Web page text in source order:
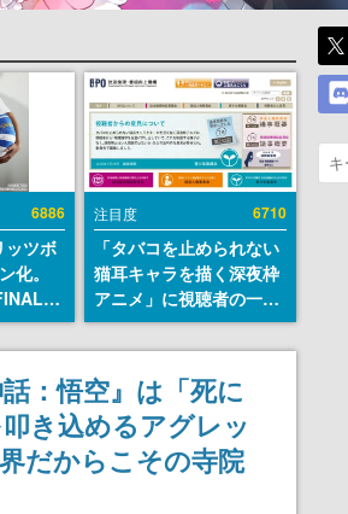
6886
ッツボ
化。
ッズ情
注目度 6710
「タバコを止められない
猫耳キャラを描く深夜枠
アニメ」に視聴者の一部
から批判意見。違法薬物
の使用と思しき描写も含
めて、BPOが議論を交わ
す
：悟空』は「死に
き込めるアグレッ
だからこその寺院